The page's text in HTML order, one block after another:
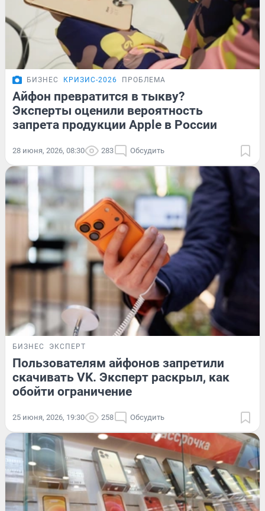
БИЗНЕС КРИЗИС-2026 ПРОБЛЕМА
Айфон превратится в тыкву?
Эксперты оценили вероятность
запрета продукции Apple в России
28 июня, 2026, 08:30 283 Обсудить
БИЗНЕС ЭКСПЕРТ
Пользователям айфонов запретили
скачивать VK. Эксперт раскрыл, как
обойти ограничение
25 июня, 2026, 19:30 258 Обсудить